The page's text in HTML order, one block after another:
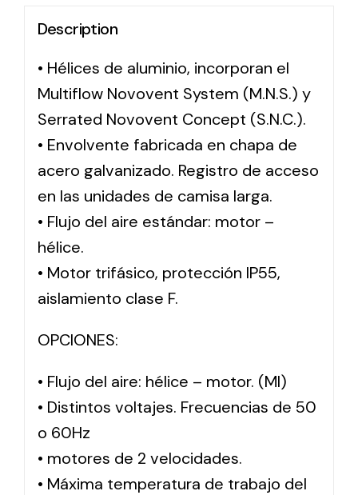
Description
• Hélices de aluminio, incorporan el
Multiflow Novovent System (M.N.S.) y
Serrated Novovent Concept (S.N.C.).
• Envolvente fabricada en chapa de
acero galvanizado. Registro de acceso
en las unidades de camisa larga.
• Flujo del aire estándar: motor –
hélice.
• Motor trifásico, protección IP55,
aislamiento clase F.
OPCIONES:
• Flujo del aire: hélice – motor. (MI)
• Distintos voltajes. Frecuencias de 50
o 60Hz
• motores de 2 velocidades.
• Máxima temperatura de trabajo del